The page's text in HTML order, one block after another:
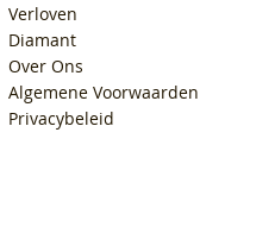
Verloven
Diamant
Over Ons
Algemene Voorwaarden
Privacybeleid